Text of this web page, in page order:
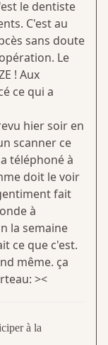
le dentiste
C'est au
sans doute
Le
! Aux
ce qui a
hier soir en
scanner ce
téléphoné à
doit le voir
fait
à
la semaine
ce que c'est.
même. ça
><
à la